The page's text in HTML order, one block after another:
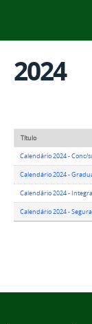
2024
Título
Calendário 2024 - Conc/
Calendário 2024 -
Calendário 2024 -
Calendário 2024 -